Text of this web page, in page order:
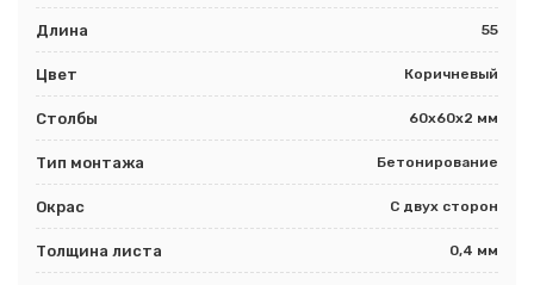
Длина 55
Цвет Коричневый
Столбы 60х60х2 мм
Тип монтажа Бетонирование
Окрас С двух сторон
Толщина листа 0,4 мм